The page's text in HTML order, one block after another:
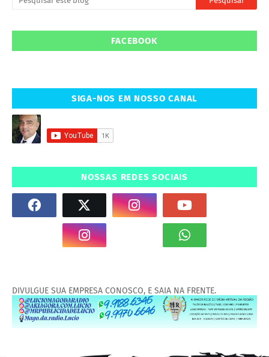
FACEBOOK
SIGA-NOS EM NOSSO CANAL
NOSSAS REDES SOCIAIS
DIVULGUE SUA EMPRESA CONOSCO, E SAIA NA FRENTE.